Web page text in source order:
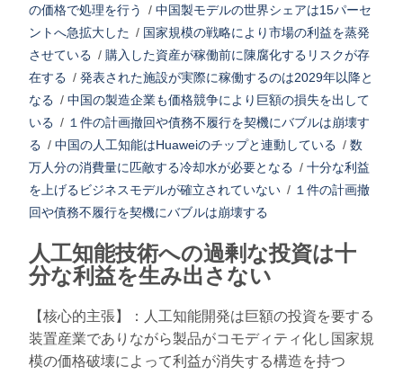
の価格で処理を行う
/ 中国製モデルの世界シェアは15パーセ
ントへ急拡大した / 国家規模の戦略により市場の利益を蒸発
させている / 購入した資産が稼働前に陳腐化するリスクが存
在する / 発表された施設が実際に稼働するのは2029年以降と
なる / 中国の製造企業も価格競争により巨額の損失を出して
いる / １件の計画撤回や債務不履行を契機にバブルは崩壊す
る / 中国の人工知能はHuaweiのチップと連動している / 数
万人分の消費量に匹敵する冷却水が必要となる / 十分な利益
を上げるビジネスモデルが確立されていない / １件の計画撤
回や債務不履行を契機にバブルは崩壊する
人工知能技術への過剰な投資は十
分な利益を生み出さない
【核心的主張】：人工知能開発は巨額の投資を要する
装置産業でありながら製品がコモディティ化し国家規
模の価格破壊によって利益が消失する構造を持つ